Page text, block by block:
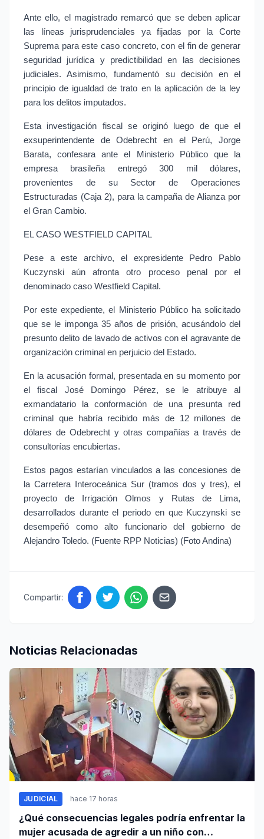
Ante ello, el magistrado remarcó que se deben aplicar
las líneas jurisprudenciales ya fijadas por la Corte
Suprema para este caso concreto, con el fin de generar
seguridad jurídica y predictibilidad en las decisiones
judiciales. Asimismo, fundamentó su decisión en el
principio de igualdad de trato en la aplicación de la ley
para los delitos imputados.
Esta investigación fiscal se originó luego de que el
exsuperintendente de Odebrecht en el Perú, Jorge
Barata, confesara ante el Ministerio Público que la
empresa brasileña entregó 300 mil dólares,
provenientes de su Sector de Operaciones
Estructuradas (Caja 2), para la campaña de Alianza por
el Gran Cambio.
EL CASO WESTFIELD CAPITAL
Pese a este archivo, el expresidente Pedro Pablo
Kuczynski aún afronta otro proceso penal por el
denominado caso Westfield Capital.
Por este expediente, el Ministerio Público ha solicitado
que se le imponga 35 años de prisión, acusándolo del
presunto delito de lavado de activos con el agravante de
organización criminal en perjuicio del Estado.
En la acusación formal, presentada en su momento por
el fiscal José Domingo Pérez, se le atribuye al
exmandatario la conformación de una presunta red
criminal que habría recibido más de 12 millones de
dólares de Odebrecht y otras compañías a través de
consultorías encubiertas.
Estos pagos estarían vinculados a las concesiones de
la Carretera Interoceánica Sur (tramos dos y tres), el
proyecto de Irrigación Olmos y Rutas de Lima,
desarrollados durante el periodo en que Kuczynski se
desempeñó como alto funcionario del gobierno de
Alejandro Toledo. (Fuente RPP Noticias) (Foto Andina)
Compartir:
Noticias Relacionadas
JUDICIAL hace 17 horas
¿Qué consecuencias legales podría enfrentar la
mujer acusada de agredir a un niño con